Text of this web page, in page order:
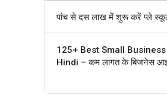
पांच से दस लाख में शुरू करें प्ले
125+ Best Small
Hindi – कम लागत के बिजनेस